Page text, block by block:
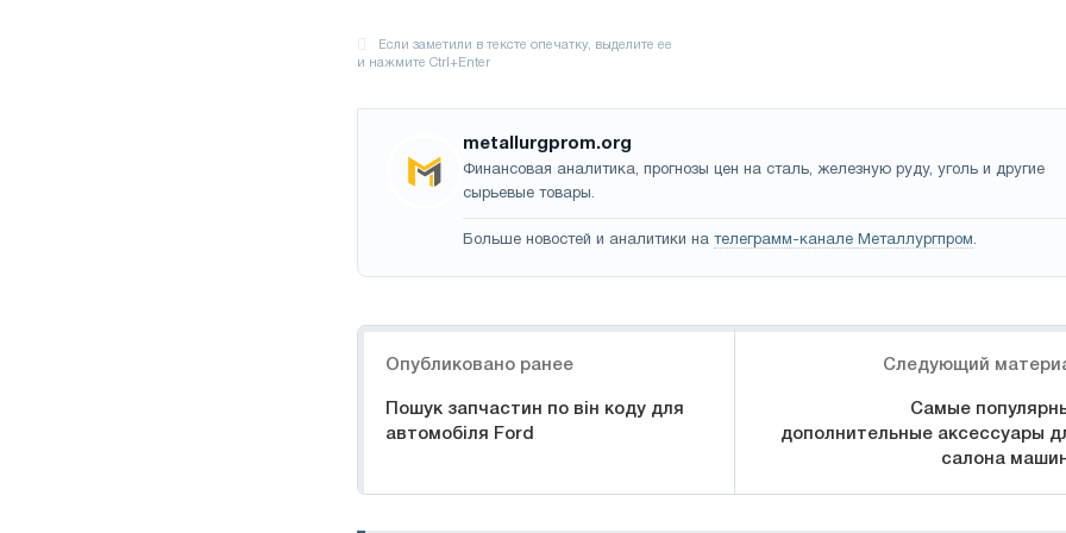
metallurgprom.org
Финансовая аналитика, прогнозы цен на сталь, железную руду, уголь и другие
сырьевые товары.
Больше новостей и аналитики на телеграмм-канале Металлургпром.
Опубликовано ранее
Пошук запчастин по він коду для
автомобіля Ford
Следующий
Самые
дополнительные аксессуары
салона